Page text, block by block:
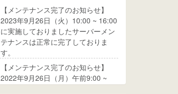
【メンテナンス完了のお知らせ】
2023年9月26日（火）10:00 ~ 16:00
に実施しておりましたサーバーメン
テナンスは正常に完了しておりま
す。
【メンテナンス完了のお知らせ】
2022年9月26日（月）午前9:00 ~